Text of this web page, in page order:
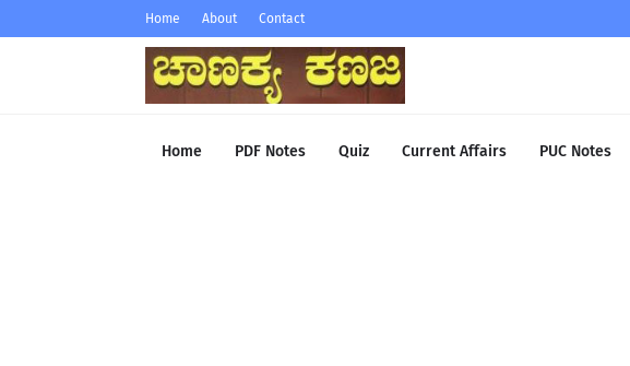
Home About Contact
Home PDF Notes Quiz Current Affairs PUC Notes